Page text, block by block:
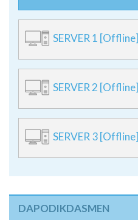
SERVER 1 [Offline]
SERVER 2 [Offline]
SERVER 3 [Offline]
DAPODIKDASMEN